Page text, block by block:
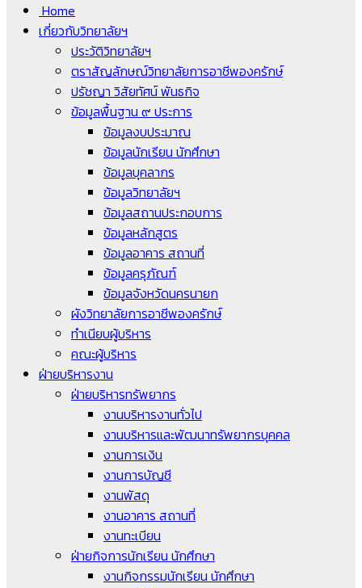
Home
เกี่ยวกับวิทยาลัยฯ
ประวัติวิทยาลัยฯ
ตราสัญลักษณ์วิทยาลัยการอาชีพองครักษ์
ปรัชญา วิสัยทัศน์ พันธกิจ
ข้อมูลพื้นฐาน ๙ ประการ
ข้อมูลงบประมาณ
ข้อมูลนักเรียน นักศึกษา
ข้อมูลบุคลากร
ข้อมูลวิทยาลัยฯ
ข้อมูลสถานประกอบการ
ข้อมูลหลักสูตร
ข้อมูลอาคาร สถานที่
ข้อมูลครุภัณฑ์
ข้อมูลจังหวัดนครนายก
ผังวิทยาลัยการอาชีพองครักษ์
ทำเนียบผู้บริหาร
คณะผู้บริหาร
ฝ่ายบริหารงาน
ฝ่ายบริหารทรัพยากร
งานบริหารงานทั่วไป
งานบริหารและพัฒนาทรัพยากรบุคคล
งานการเงิน
งานการบัญชี
งานพัสดุ
งานอาคาร สถานที่
งานทะเบียน
ฝ่ายกิจการนักเรียน นักศึกษา
งานกิจกรรมนักเรียน นักศึกษา